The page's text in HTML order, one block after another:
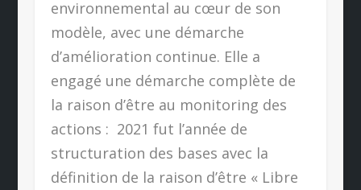
environnemental au cœur de son
modèle, avec une démarche
d’amélioration continue. Elle a
engagé une démarche complète de
la raison d’être au monitoring des
actions : 2021 fut l’année de
structuration des bases avec la
définition de la raison d’être « Libre